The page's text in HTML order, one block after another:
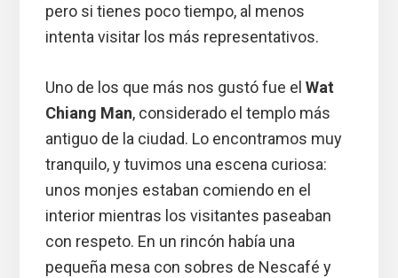
pero si tienes poco tiempo, al menos
intenta visitar los más representativos.
Uno de los que más nos gustó fue el Wat
Chiang Man, considerado el templo más
antiguo de la ciudad. Lo encontramos muy
tranquilo, y tuvimos una escena curiosa:
unos monjes estaban comiendo en el
interior mientras los visitantes paseaban
con respeto. En un rincón había una
pequeña mesa con sobres de Nescafé y